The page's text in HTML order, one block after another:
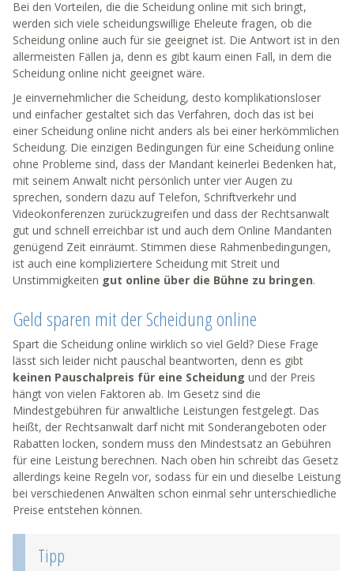
Bei den Vorteilen, die die Scheidung online mit sich bringt,
werden sich viele scheidungswillige Eheleute fragen, ob die
Scheidung online auch für sie geeignet ist. Die Antwort ist in den
allermeisten Fällen ja, denn es gibt kaum einen Fall, in dem die
Scheidung online nicht geeignet wäre.
Je einvernehmlicher die Scheidung, desto komplikationsloser
und einfacher gestaltet sich das Verfahren, doch das ist bei
einer Scheidung online nicht anders als bei einer herkömmlichen
Scheidung. Die einzigen Bedingungen für eine Scheidung online
ohne Probleme sind, dass der Mandant keinerlei Bedenken hat,
mit seinem Anwalt nicht persönlich unter vier Augen zu
sprechen, sondern dazu auf Telefon, Schriftverkehr und
Videokonferenzen zurückzugreifen und dass der Rechtsanwalt
gut und schnell erreichbar ist und auch dem Online Mandanten
genügend Zeit einräumt. Stimmen diese Rahmenbedingungen,
ist auch eine kompliziertere Scheidung mit Streit und
Unstimmigkeiten gut online über die Bühne zu bringen.
Geld sparen mit der Scheidung online
Spart die Scheidung online wirklich so viel Geld? Diese Frage
lässt sich leider nicht pauschal beantworten, denn es gibt
keinen Pauschalpreis für eine Scheidung und der Preis
hängt von vielen Faktoren ab. Im Gesetz sind die
Mindestgebühren für anwaltliche Leistungen festgelegt. Das
heißt, der Rechtsanwalt darf nicht mit Sonderangeboten oder
Rabatten locken, sondern muss den Mindestsatz an Gebühren
für eine Leistung berechnen. Nach oben hin schreibt das Gesetz
allerdings keine Regeln vor, sodass für ein und dieselbe Leistung
bei verschiedenen Anwälten schon einmal sehr unterschiedliche
Preise entstehen können.
Tipp